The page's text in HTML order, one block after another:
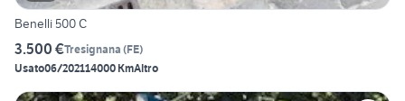
Benelli 500 C
3.500 €Tresignana (FE)
Usato06/202114000 KmAltro